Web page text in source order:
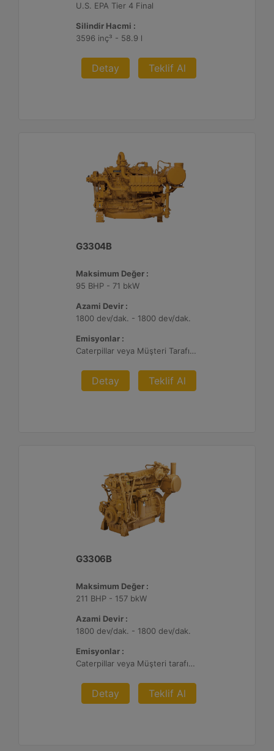
U.S. EPA Tier 4 Final
Silindir Hacmi :
3596 inç³ - 58.9 l
Detay Teklif Al
G3304B
Maksimum Değer :
95 BHP - 71 bkW
Azami Devir :
1800 dev/dak. - 1800 dev/dak.
Emisyonlar :
Caterpillar veya Müşteri Tarafından Sağlanan AFRC ve Müşteri Tarafından Sağlanan Atık Arıtma ile NSPS Saha Uyumluluğuna Sahiptir, 0,5 ve 1,0 g/bhp-sa. NOx
Detay Teklif Al
G3306B
Maksimum Değer :
211 BHP - 157 bkW
Azami Devir :
1800 dev/dak. - 1800 dev/dak.
Emisyonlar :
Caterpillar veya Müşteri tarafından sağlanan AFRC ve Atık Arıtma ile 0,1 g ve 0,5 g/bhp-sa. NOx
Detay Teklif Al